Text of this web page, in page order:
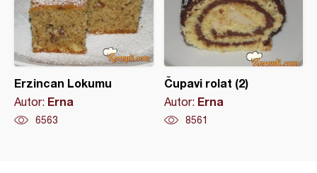
Erzincan Lokumu
Autor: Erna
6563
Čupavi rolat (2)
Autor: Erna
8561